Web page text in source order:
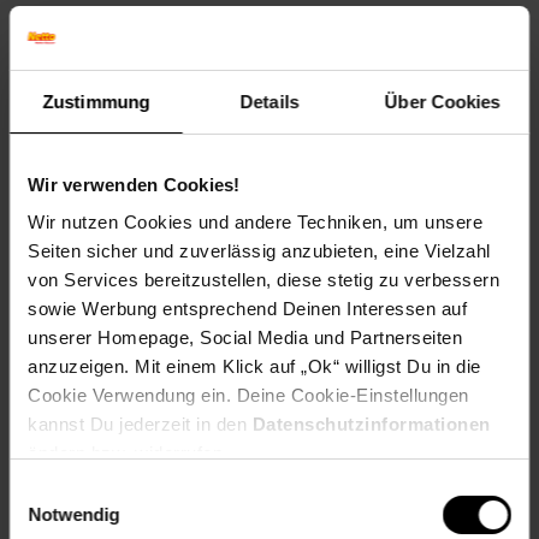
Zustimmung Details Über Cookies
Wir verwenden Cookies!
Wir nutzen Cookies und andere Techniken, um unsere
Seiten sicher und zuverlässig anzubieten, eine Vielzahl
von Services bereitzustellen, diese stetig zu verbessern
sowie Werbung entsprechend Deinen Interessen auf
unserer Homepage, Social Media und Partnerseiten
anzuzeigen. Mit einem Klick auf „Ok“ willigst Du in die
Cookie Verwendung ein. Deine Cookie-Einstellungen
kannst Du jederzeit in den Datenschutzinformationen
Notwendig
______________________________________________________
Farbe
Maße
Gewicht
39,62 kg
Material
Bettgestell: Holz
Polster: Kunstleder
______________________________________________________
Lieferumfang